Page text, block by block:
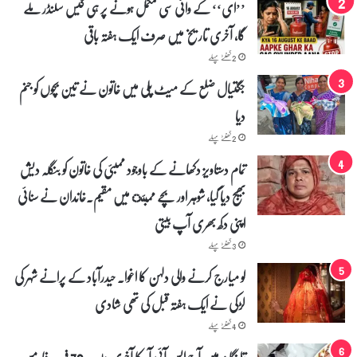
’’ای‘‘ کے وائی سی مکمل ہونے پر ہی گیس سلنڈر ملے
گا، آخری تاریخ میں صرف ایک ہفتہ باقی
2 گھنٹے پہلے
جگتیال ضلع کے میٹ پلی میں خاتون نے تین بچوں کو جنم
دیا
2 گھنٹے پہلے
تمام دستاویز دکھانے کے باوجود ممبئی کی خاتون کو بنگلہ دیش
بھیج دیا گیا، شوہر اور بچے ممبئ میں مقیم۔خاندان نے سنائی
اپنی دکھ بھری آپ بیتی
3 گھنٹے پہلے
لو میارج کرنے والی دلہن کا اغوا۔ حیدرآباد کے پرانے شہر کی
لڑکی نے ایک ہفتہ قبل کی تھی شادی
4 گھنٹے پہلے